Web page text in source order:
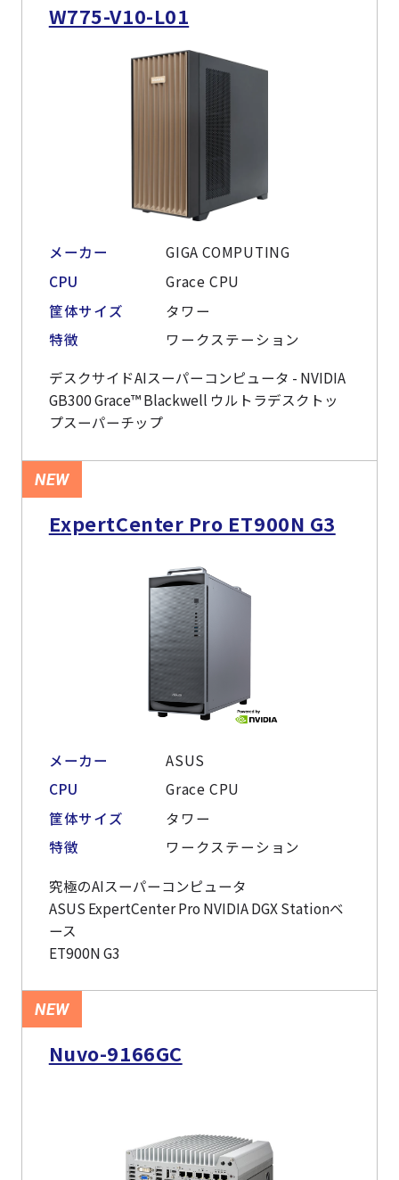
W775-V10-L01
メーカー
GIGA COMPUTING
CPU
Grace CPU
筐体サイズ
タワー
特徴
ワークステーション
デスクサイドAIスーパーコンピュータ - NVIDIA
GB300 Grace™ Blackwell ウルトラデスクトッ
プスーパーチップ
NEW
ExpertCenter Pro ET900N G3
メーカー
ASUS
CPU
Grace CPU
筐体サイズ
タワー
特徴
ワークステーション
究極のAIスーパーコンピュータ
ASUS ExpertCenter Pro NVIDIA DGX Stationベ
ース
ET900N G3
NEW
Nuvo-9166GC